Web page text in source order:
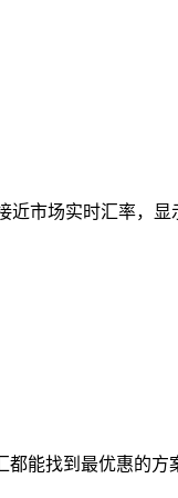
近市场实时汇率，显
能找到最优惠的方